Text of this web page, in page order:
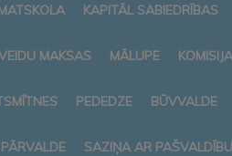
KAPITĀL SABIEDRĪBAS
MAKSAS MĀLUPE
PEDEDZE BŪVVALDE
SAZIŅA AR PAŠVALDĪBU